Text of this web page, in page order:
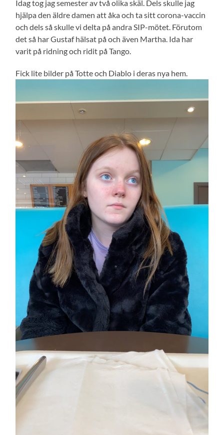
Idag tog jag semester av två olika skäl. Dels skulle jag
hjälpa den äldre damen att åka och ta sitt corona-vaccin
och dels så skulle vi delta på andra SIP-mötet. Förutom
det så har Gustaf hälsat på och även Martha. Ida har
varit på ridning och ridit på Tango.
Fick lite bilder på Totte och Diablo i deras nya hem.